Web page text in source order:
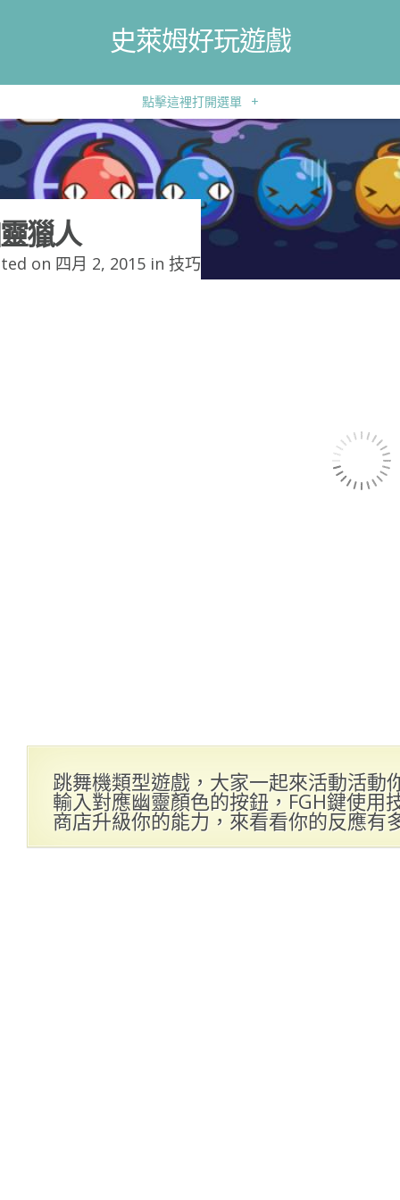
史萊姆好玩遊戲
點擊這裡打開選單 +
獵人
on 四月 2, 2015 in 技巧
跳舞機類型遊戲，大家一起來活動活動
輸入對應幽靈顏色的按鈕，FGH鍵使用
商店升級你的能力，來看看你的反應有